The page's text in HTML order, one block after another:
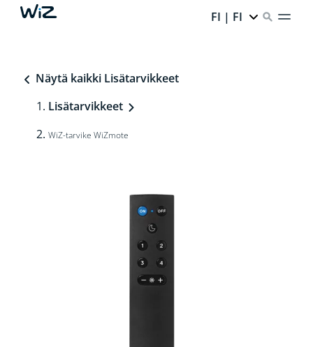
FI | FI
Näytä kaikki Lisätarvikkeet
Lisätarvikkeet
WiZ-tarvike WiZmote